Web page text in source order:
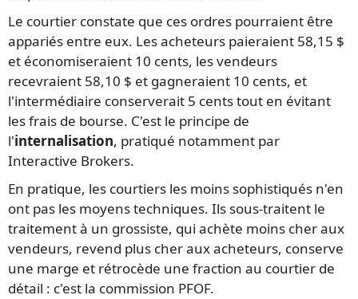
Le courtier constate que ces ordres pourraient être
appariés entre eux. Les acheteurs paieraient 58,15 $
et économiseraient 10 cents, les vendeurs
recevraient 58,10 $ et gagneraient 10 cents, et
l'intermédiaire conserverait 5 cents tout en évitant
les frais de bourse. C'est le principe de
l'internalisation, pratiqué notamment par
Interactive Brokers.
En pratique, les courtiers les moins sophistiqués n'en
ont pas les moyens techniques. Ils sous-traitent le
traitement à un grossiste, qui achète moins cher aux
vendeurs, revend plus cher aux acheteurs, conserve
une marge et rétrocède une fraction au courtier de
détail : c'est la commission PFOF.